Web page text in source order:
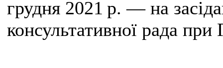
грудня 2021 р. — на
консультативної рада